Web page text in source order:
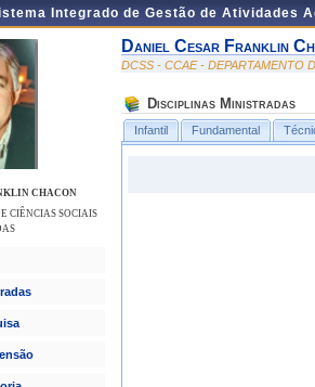
Integrado de Gestão de Atividades
CHACON
CIÊNCIAS SOCIAIS
Daniel Cesar Franklin
DCSS - CCAE - DEPARTAMENTO
Disciplinas Ministradas
Infantil Fundamental